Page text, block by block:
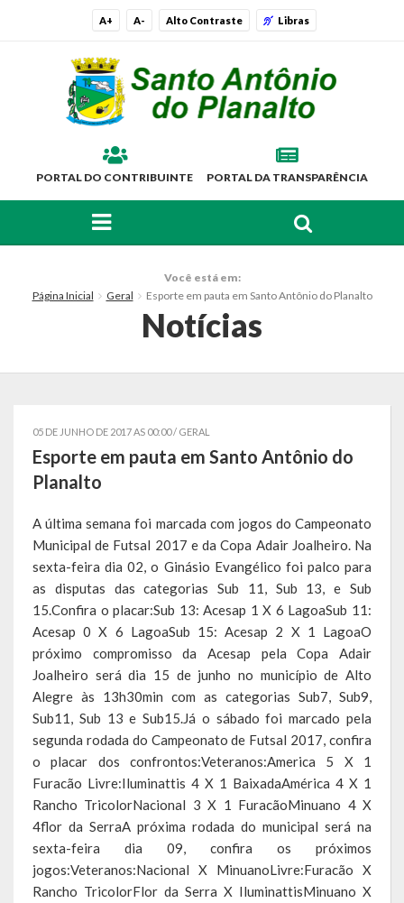
A+ A- Alto Contraste Libras
PORTAL DO CONTRIBUINTE PORTAL DA TRANSPARÊNCIA
Governo
Administração
Secretarias
Estrutura e Competências
Educação e Cultura
Obras e Viação
Saúde e Assistência Social
Desenvolvimento, Indústria, Comércio, Turismo, Trânsito e
Serviços Urbanos
Cultura e Turismo
Calendário de Eventos
Galeria de Fotos
Você está em:
Página Inicial
Geral Esporte em pauta em Santo Antônio do Planalto
Notícias
05 DE JUNHO DE 2017 AS 00:00 / GERAL
Esporte em pauta em Santo Antônio do
Planalto
A última semana foi marcada com jogos do Campeonato
Municipal de Futsal 2017 e da Copa Adair Joalheiro. Na
sexta-feira dia 02, o Ginásio Evangélico foi palco para
as disputas das categorias Sub 11, Sub 13, e Sub
15.Confira o placar:Sub 13: Acesap 1 X 6 LagoaSub 11:
Acesap 0 X 6 LagoaSub 15: Acesap 2 X 1 LagoaO
próximo compromisso da Acesap pela Copa Adair
Joalheiro será dia 15 de junho no município de Alto
Alegre às 13h30min com as categorias Sub7, Sub9,
Sub11, Sub 13 e Sub15.Já o sábado foi marcado pela
segunda rodada do Campeonato de Futsal 2017, confira
o placar dos confrontos:Veteranos:America 5 X 1
Furacão Livre:Iluminattis 4 X 1 BaixadaAmérica 4 X 1
Rancho TricolorNacional 3 X 1 FuracãoMinuano 4 X
4flor da SerraA próxima rodada do municipal será na
sexta-feira dia 09, confira os próximos
jogos:Veteranos:Nacional X MinuanoLivre:Furacão X
Rancho TricolorFlor da Serra X IluminattisMinuano X